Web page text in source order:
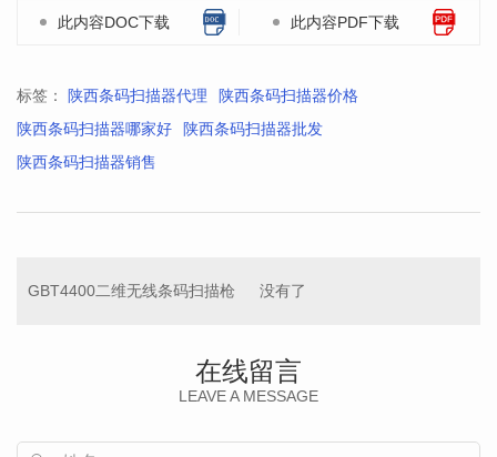
此内容DOC下载 此内容PDF下载
标签： 陕西条码扫描器代理
陕西条码扫描器价格
陕西条码扫描器哪家好
陕西条码扫描器批发
陕西条码扫描器销售
GBT4400二维无线条码扫描枪 没有了
在线留言
LEAVE A MESSAGE